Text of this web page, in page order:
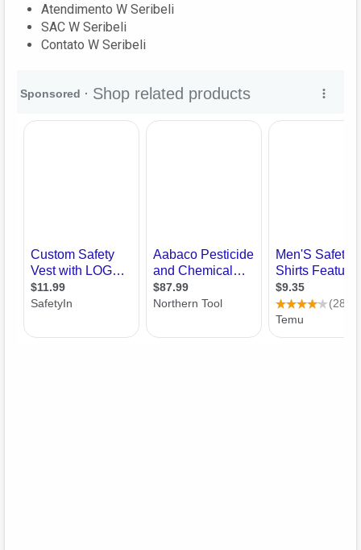
Atendimento W Seribeli
SAC W Seribeli
Contato W Seribeli